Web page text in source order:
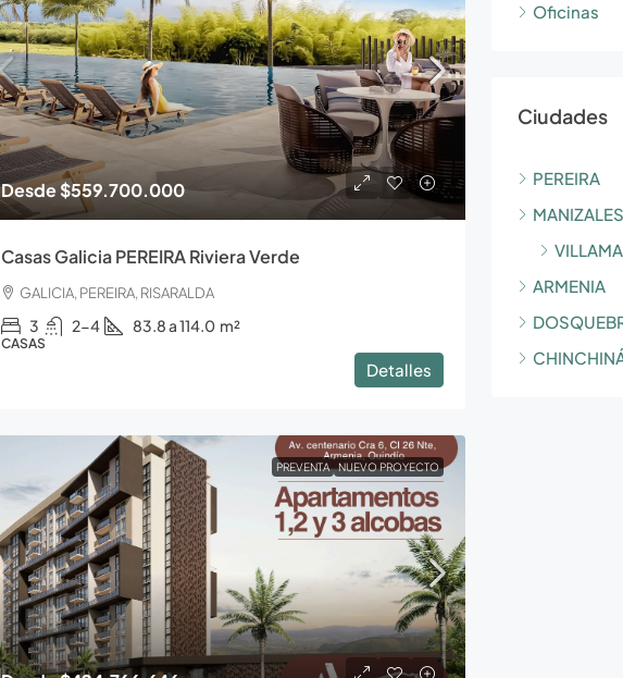
Desde$559.700.000
Casas Galicia PEREIRA Riviera Verde
GALICIA, PEREIRA, RISARALDA
3 2-4 83.8 a 114.0 m²
CASAS
Detalles
PREVENTA NUEVO PROYECTO
Oficinas
Ciudades
PEREIRA
MANIZALES
ARMENIA